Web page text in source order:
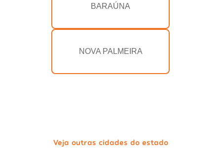
BARAÚNA
NOVA PALMEIRA
Veja outras cidades do estado